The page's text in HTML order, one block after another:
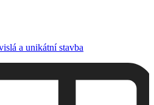
a unikátní stavba